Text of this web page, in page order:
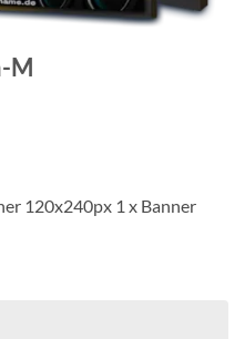
M
120x240px 1 x Banner